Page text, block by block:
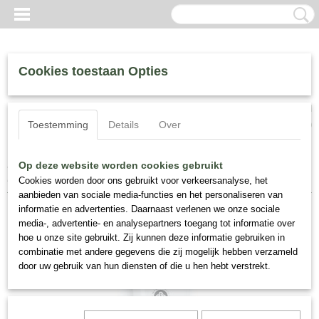
Inloggen Registreren
(0)
Home >Perris Skincare>Perris Swiss Laboratory Flash Detox
Mask 50 ml
Cookies toestaan Opties
Toestemming Details Over
Op deze website worden cookies gebruikt
Cookies worden door ons gebruikt voor verkeersanalyse, het
aanbieden van sociale media-functies en het personaliseren van
informatie en advertenties. Daarnaast verlenen we onze sociale
media-, advertentie- en analysepartners toegang tot informatie over
hoe u onze site gebruikt. Zij kunnen deze informatie gebruiken in
combinatie met andere gegevens die zij mogelijk hebben verzameld
door uw gebruik van hun diensten of die u hen hebt verstrekt.